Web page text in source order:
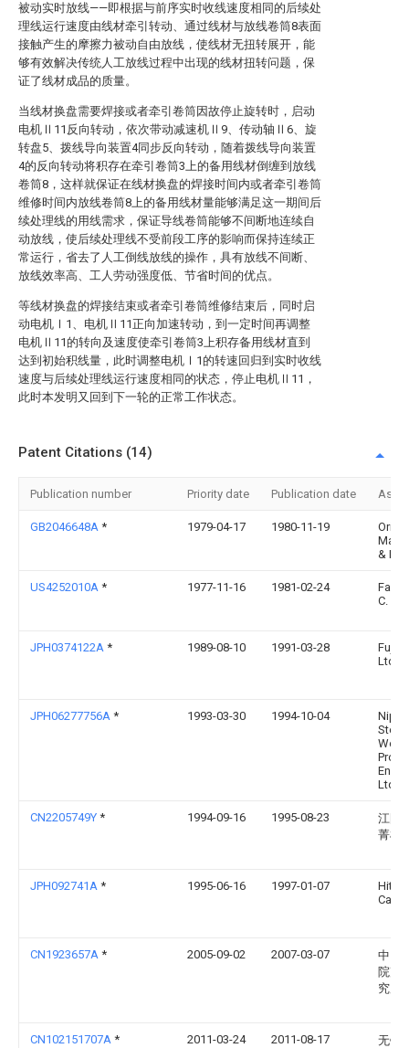
被动实时放线——即根据与前序实时收线速度相同的后续处
理线运行速度由线材牵引转动、通过线材与放线卷筒8表面
接触产生的摩擦力被动自由放线，使线材无扭转展开，能
够有效解决传统人工放线过程中出现的线材扭转问题，保
证了线材成品的质量。
当线材换盘需要焊接或者牵引卷筒因故停止旋转时，启动
电机Ⅱ11反向转动，依次带动减速机Ⅱ9、传动轴Ⅱ6、旋
转盘5、拨线导向装置4同步反向转动，随着拨线导向装置
4的反向转动将积存在牵引卷筒3上的备用线材倒缠到放线
卷筒8，这样就保证在线材换盘的焊接时间内或者牵引卷筒
维修时间内放线卷筒8上的备用线材量能够满足这一期间后
续处理线的用线需求，保证导线卷筒能够不间断地连续自
动放线，使后续处理线不受前段工序的影响而保持连续正
常运行，省去了人工倒线放线的操作，具有放线不间断、
放线效率高、工人劳动强度低、节省时间的优点。
等线材换盘的焊接结束或者牵引卷筒维修结束后，同时启
动电机Ⅰ1、电机Ⅱ11正向加速转动，到一定时间再调整
电机Ⅱ11的转向及速度使牵引卷筒3上积存备用线材直到
达到初始积线量，此时调整电机Ⅰ1的转速回归到实时收线
速度与后续处理线运行速度相同的状态，停止电机Ⅱ11，
此时本发明又回到下一轮的正常工作状态。
Patent Citations (14)
Publication number Priority date Publication date
GB2046648A * 1979-04-17 1980-11-19
Orion
& Eng
US4252010A * 1977-11-16 1981-02-24
C.
JPH0374122A * 1989-08-10 1991-03-28
Ltd
JPH06277756A * 1993-03-30 1994-10-04
Steel
Weld
Prod
Eng
Ltd
CN2205749Y * 1994-09-16 1995-08-23
江阴
菁机
JPH092741A * 1995-06-16 1997-01-07
CN1923657A * 2005-09-02 2007-03-07
中国
院声
究所
CN102151707A * 2011-03-24 2011-08-17
无锡